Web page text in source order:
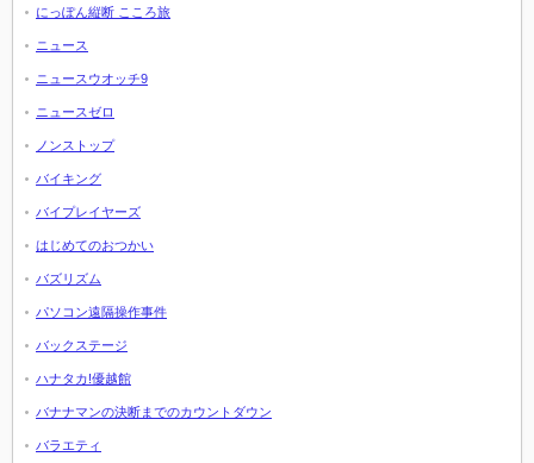
にっぽん縦断 こころ旅
ニュース
ニュースウオッチ9
ニュースゼロ
ノンストップ
バイキング
バイプレイヤーズ
はじめてのおつかい
バズリズム
パソコン遠隔操作事件
バックステージ
ハナタカ!優越館
バナナマンの決断までのカウントダウン
バラエティ